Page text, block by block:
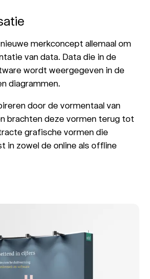
merkconcept allemaal om
van data. Data die in de
wordt weergegeven in de
diagrammen.
door de vormentaal van
brachten deze vormen terug tot
grafische vormen die
in zowel de online als offline